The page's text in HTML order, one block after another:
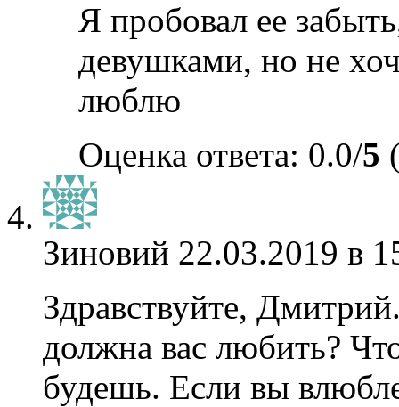
Я пробовал ее
девушками, но не
люблю
Оценка ответа: 0.0/5
Зиновий 22.03.2019 в
Здравствуйте,
должна вас любить?
будешь. Если вы